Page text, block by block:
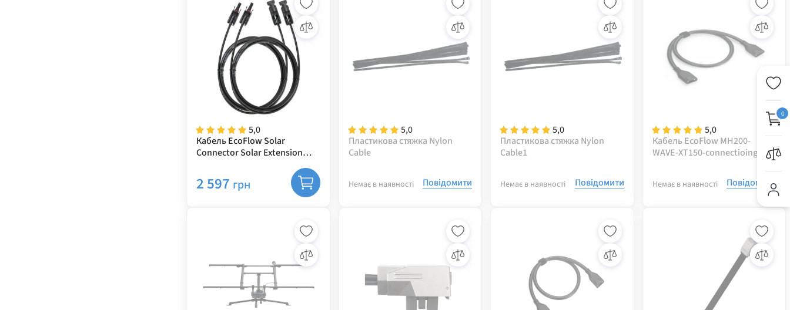
0
5,0
Кабель EcoFlow Solar
Connector Solar Extension
2 597 грн
5,0
Пластикова стяжка Nylon
Cable
Немає в наявності Повідомити
5,0
Пластикова стяжка Nylon
Cable1
Немає в наявності Повідомити
5,0
Кабель EcoFlow MH200-
WAVE-XT150-connectioing 5m
Немає в наявності Повідомити